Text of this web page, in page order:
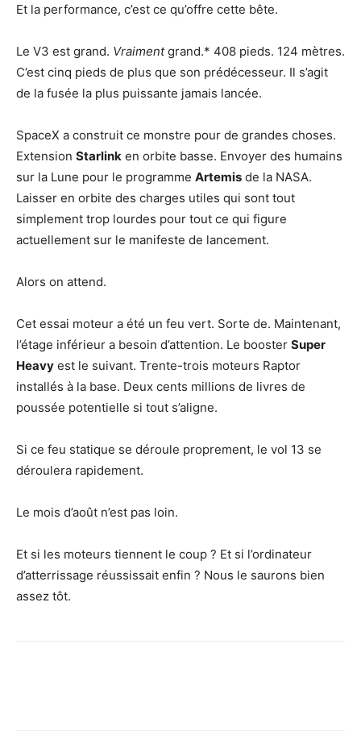
Et la performance, c’est ce qu’offre cette bête.
Le V3 est grand. Vraimentgrand.* 408 pieds. 124 mètres.
C’est cinq pieds de plus que son prédécesseur. Il s’agit
de la fusée la plus puissante jamais lancée.
SpaceX a construit ce monstre pour de grandes choses.
Extension Starlink en orbite basse. Envoyer des humains
sur la Lune pour le programme Artemis de la NASA.
Laisser en orbite des charges utiles qui sont tout
simplement trop lourdes pour tout ce qui figure
actuellement sur le manifeste de lancement.
Alors on attend.
Cet essai moteur a été un feu vert. Sorte de. Maintenant,
l’étage inférieur a besoin d’attention. Le booster Super
Heavy est le suivant. Trente-trois moteurs Raptor
installés à la base. Deux cents millions de livres de
poussée potentielle si tout s’aligne.
Si ce feu statique se déroule proprement, le vol 13 se
déroulera rapidement.
Le mois d’août n’est pas loin.
Et si les moteurs tiennent le coup ? Et si l’ordinateur
d’atterrissage réussissait enfin ? Nous le saurons bien
assez tôt.